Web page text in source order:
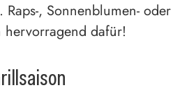
Raps-, Sonnenblumen- oder
dafür!